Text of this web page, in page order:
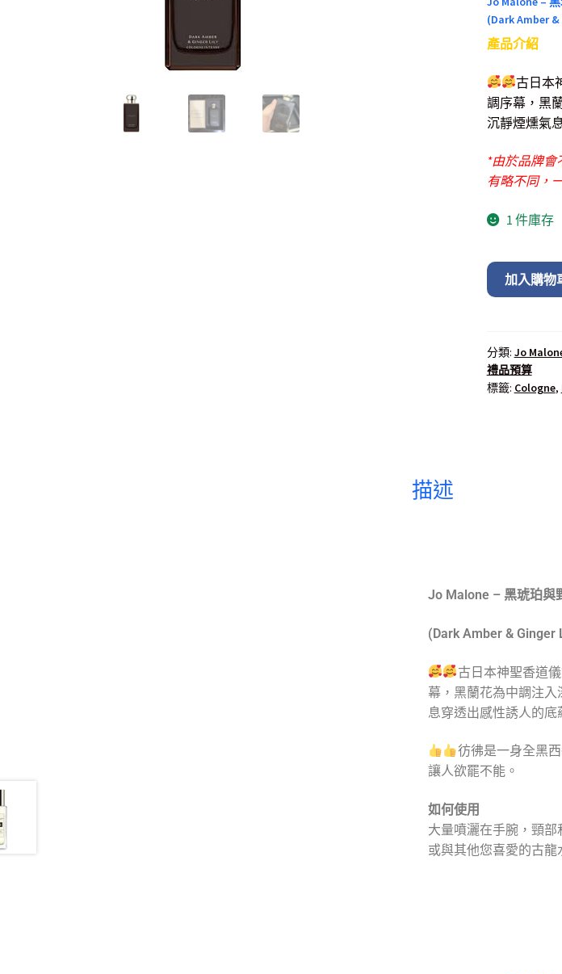
(Dark Amber
產品介紹
古日本
調序幕，黑
沉靜煙燻氣
*由於品牌會
有略不同，
1 件庫存
加入購物
分類: Jo
禮品預算
標籤: Cologne,
描述
Jo Malone – 黑琥珀與
(Dark Amber & Ginger
古日本神聖香道
幕，黑蘭花為中調注
息穿透出感性誘人的底
彷彿是一身全黑
讓人欲罷不能。
如何使用
大量噴灑在手腕，頸
或與其他您喜愛的古龍